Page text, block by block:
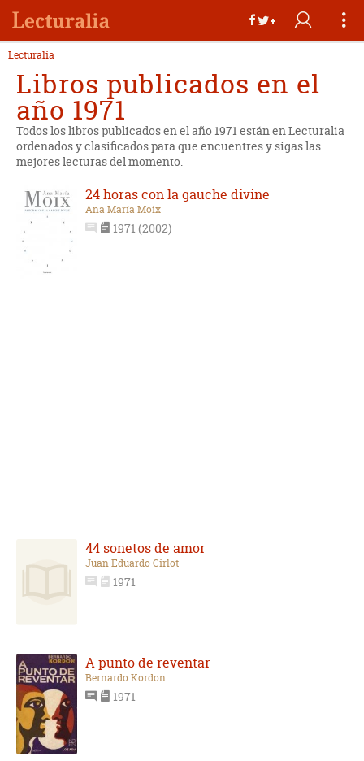
Lecturalia
Libros publicados en el
año 1971
Todos los libros publicados en el año 1971 están en Lecturalia
ordenados y clasificados para que encuentres y sigas las
mejores lecturas del momento.
24 horas con la gauche divine
Ana María Moix
1971 (2002)
44 sonetos de amor
Juan Eduardo Cirlot
1971
A punto de reventar
Bernardo Kordon
1971